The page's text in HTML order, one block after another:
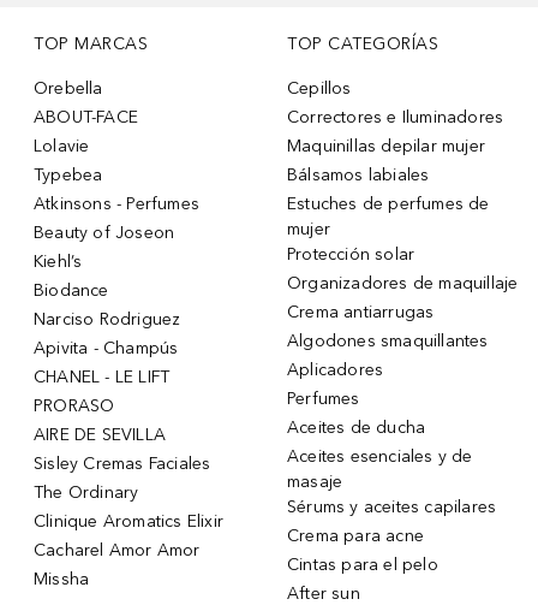
TOP MARCAS
Orebella
ABOUT-FACE
Lolavie
Typebea
Atkinsons - Perfumes
Beauty of Joseon
Kiehl’s
Biodance
Narciso Rodriguez
Apivita - Champús
CHANEL - LE LIFT
PRORASO
AIRE DE SEVILLA
Sisley Cremas Faciales
The Ordinary
Clinique Aromatics Elixir
Cacharel Amor Amor
Missha
TOP CATEGORÍAS
Cepillos
Correctores e Iluminadores
Maquinillas depilar mujer
Bálsamos labiales
Estuches de perfumes de
mujer
Protección solar
Organizadores de maquillaje
Crema antiarrugas
Algodones smaquillantes
Aplicadores
Perfumes
Aceites de ducha
Aceites esenciales y de
masaje
Sérums y aceites capilares
Crema para acne
Cintas para el pelo
After sun